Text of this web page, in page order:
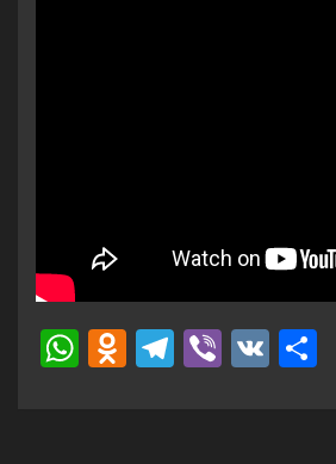
WhatsApp
Odnoklassniki
Telegram
Viber
VK